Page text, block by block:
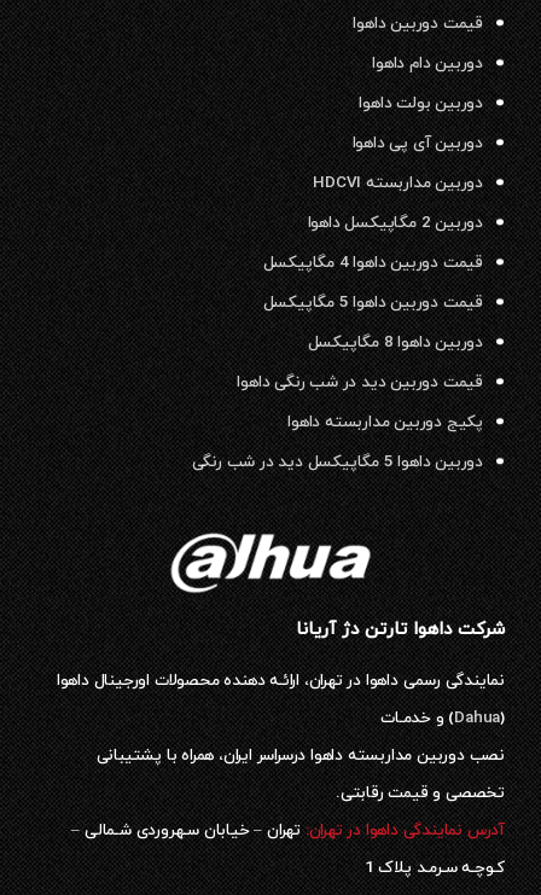
قیمت دوربین داهوا
دوربین دام داهوا
دوربین بولت داهوا
دوربین آی پی داهوا
دوربین مداربسته HDCVI
دوربین 2 مگاپیکسل داهوا
قیمت دوربین داهوا 4 مگاپیکسل
قیمت دوربین داهوا 5 مگاپیکسل
دوربین داهوا 8 مگاپیکسل
قیمت دوربین دید در شب رنگی داهوا
پکیج دوربین مداربسته داهوا
دوربین داهوا 5 مگاپیکسل دید در شب رنگی
شرکت داهوا تارتن دژ آریانا
نمایندگی رسمی داهوا در تهران، ارائـه دهنده محصولات اورجینال داهوا
(
Dahua) و خدمـات
نصب دوربین مداربسته داهوا درسراسر ایران، همراه با پشتیبانی
تخصصی و قیمت رقابتی.
آدرس نمایندگی داهوا در تهران:تهران – خیابان سـهروردی شـمالی –
کـوچـه سـرمـد پلاک 1